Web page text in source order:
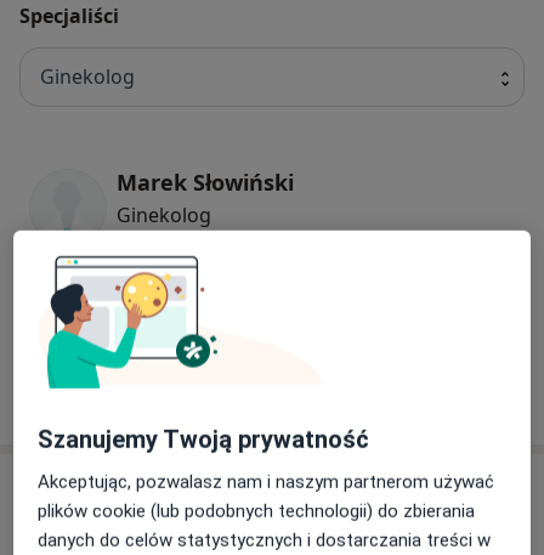
Specjaliści
Ginekolog
Marek Słowiński
Ginekolog
lek. Radosław Pierz
Ginekolog
Adres
Szanujemy Twoją prywatność
Akceptując, pozwalasz nam i naszym partnerom używać
plików cookie (lub podobnych technologii) do zbierania
danych do celów statystycznych i dostarczania treści w